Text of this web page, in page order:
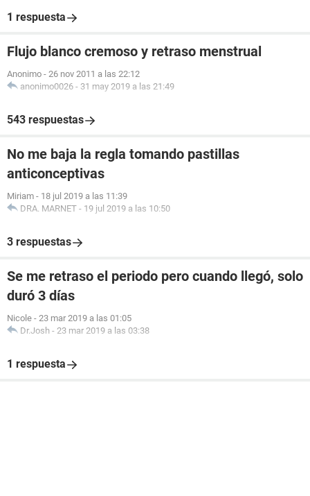
1 respuesta
Flujo blanco cremoso y retraso menstrual
Anonimo - 26 nov 2011 a las 22:12
anonimo0026 - 31 may 2019 a las 21:49
543 respuestas
No me baja la regla tomando pastillas
anticonceptivas
Miriam - 18 jul 2019 a las 11:39
DRA. MARNET - 19 jul 2019 a las 10:50
3 respuestas
Se me retraso el periodo pero cuando llegó, solo
duró 3 días
Nicole - 23 mar 2019 a las 01:05
Dr.Josh - 23 mar 2019 a las 03:38
1 respuesta